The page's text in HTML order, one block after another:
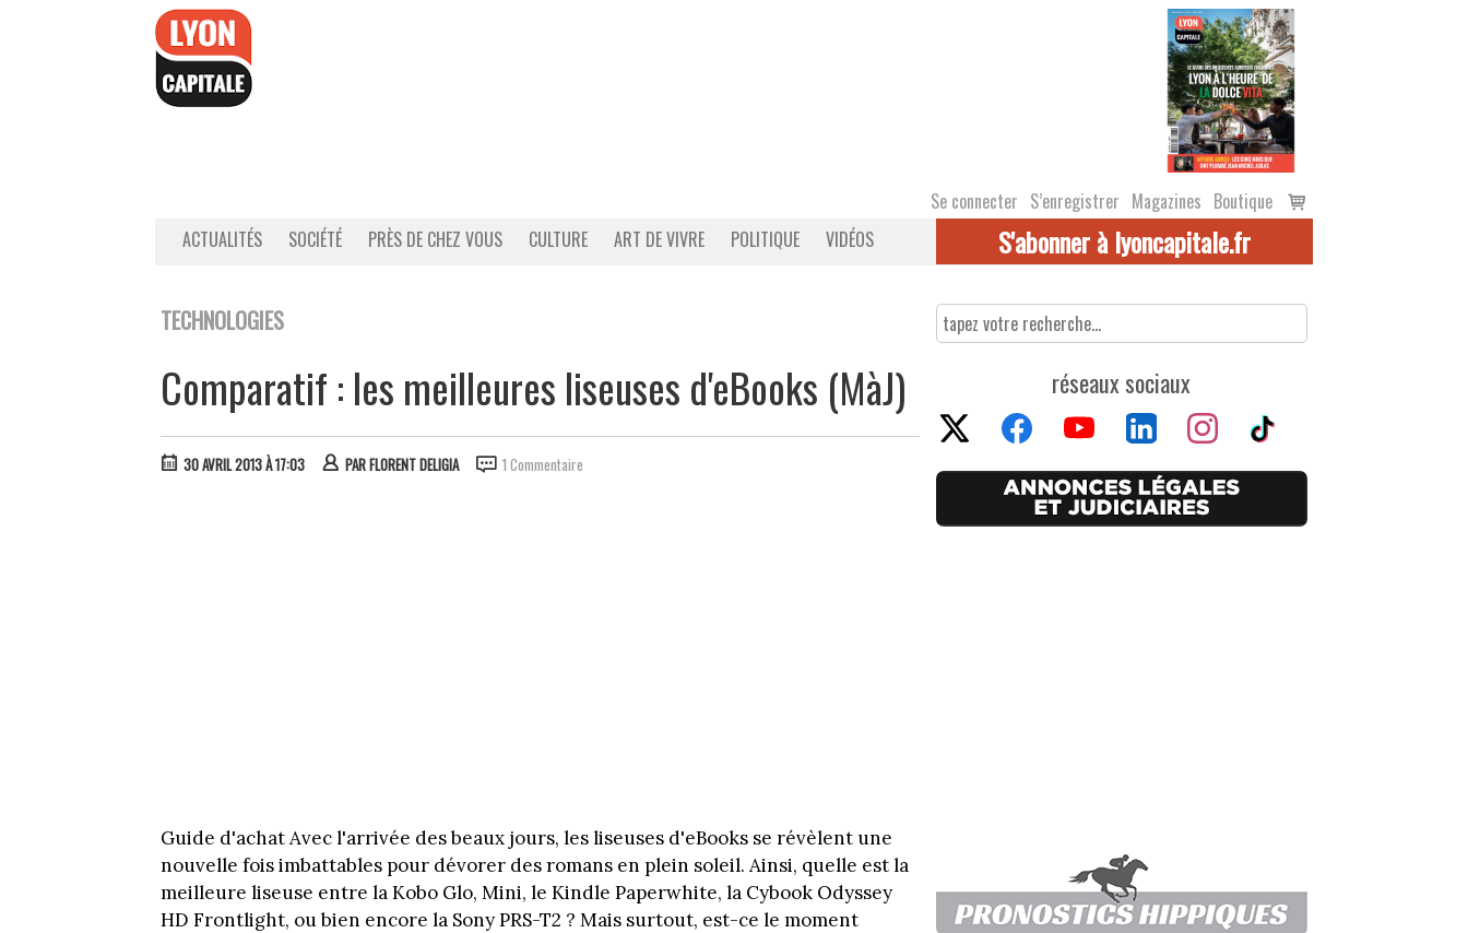
Se connecter S’enregistrer Magazines Boutique
Voir
le
ACTUALITÉS SOCIÉTÉ PRÈS DE CHEZ VOUS CULTURE ART DE VIVRE POLITIQUE VIDÉOS S'abonner à lyoncapitale.fr
TECHNOLOGIES
Comparatif : les meilleures liseuses d'eBooks (MàJ)
30 AVRIL 2013 À 17:03 PARFLORENT DELIGIA 1 Commentaire
Guide d'achat Avec l'arrivée des beaux jours, les liseuses d'eBooks se révèlent une
nouvelle fois imbattables pour dévorer des romans en plein soleil. Ainsi, quelle est la
meilleure liseuse entre la Kobo Glo, Mini, le Kindle Paperwhite, la Cybook Odyssey
HD Frontlight, ou bien encore la Sony PRS-T2 ? Mais surtout, est-ce le moment
réseaux sociaux